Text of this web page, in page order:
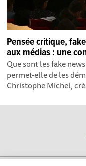
Pensée critique,
aux médias : une
Que sont les fake
permet-elle de les
Christophe Michel,